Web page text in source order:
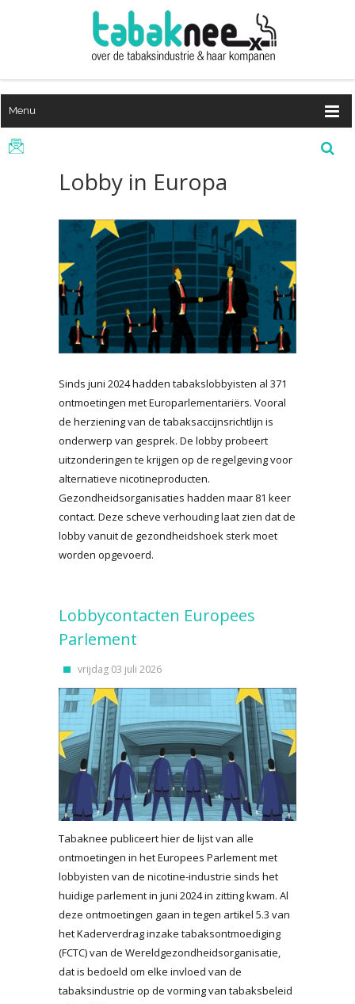
Menu
Lobby in Europa
Sinds juni 2024 hadden tabakslobbyisten al 371
ontmoetingen met Europarlementariërs. Vooral
de herziening van de tabaksaccijnsrichtlijn is
onderwerp van gesprek. De lobby probeert
uitzonderingen te krijgen op de regelgeving voor
alternatieve nicotineproducten.
Gezondheidsorganisaties hadden maar 81 keer
contact. Deze scheve verhouding laat zien dat de
lobby vanuit de gezondheidshoek sterk moet
worden opgevoerd.
Lobbycontacten Europees
Parlement
vrijdag 03 juli 2026
Tabaknee publiceert hier de lijst van alle
ontmoetingen in het Europees Parlement met
lobbyisten van de nicotine-industrie sinds het
huidige parlement in juni 2024 in zitting kwam. Al
deze ontmoetingen gaan in tegen artikel 5.3 van
het Kaderverdrag inzake tabaksontmoediging
(FCTC) van de Wereldgezondheidsorganisatie,
dat is bedoeld om elke invloed van de
tabaksindustrie op de vorming van tabaksbeleid